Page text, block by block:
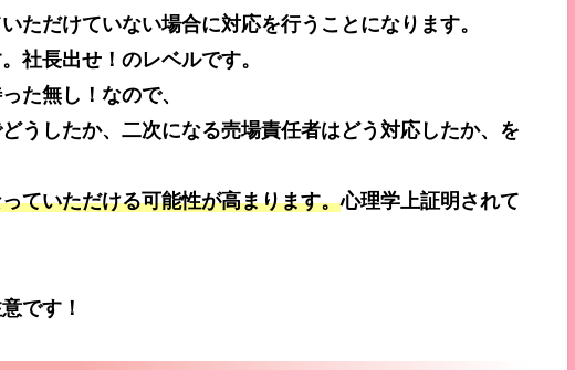
ただけていない場合に対応を行うことになります。
社長出せ！のレベルです。
た無し！なので、
うしたか、二次になる売場責任者はどう対応したか、を
ていただける可能性が高まります。心理学上証明されて
です！